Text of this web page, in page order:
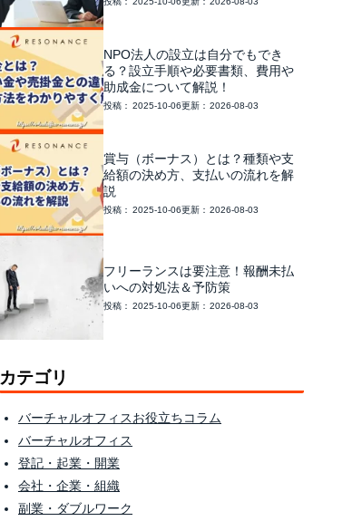
NPO法人の設立は自分でもでき
る？設立手順や必要書類、費用や
助成金について解説！
2025-10-06 2026-08-03
賞与（ボーナス）とは？種類や支
給額の決め方、支払いの流れを解
説
2025-10-06 2026-08-03
フリーランスは要注意！報酬未払
いへの対処法＆予防策
2025-10-06 2026-08-03
カテゴリ
バーチャルオフィスお役立ちコラム
バーチャルオフィス
登記・起業・開業
会社・企業・組織
副業・ダブルワーク